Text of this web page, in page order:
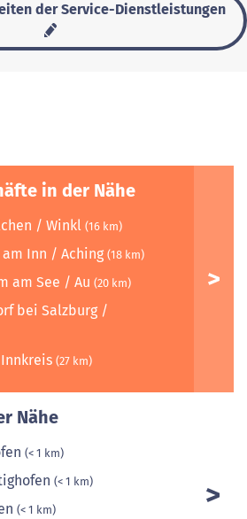
der Service-Dienstleistungen
in der Nähe
/ Winkl (16 km)
am Inn / Aching (18 km)
am See / Au (20 km)
bei Salzburg /
(27 km)
Nähe
(< 1 km)
(< 1 km)
(< 1 km)